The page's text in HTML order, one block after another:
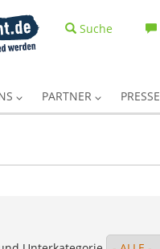
Suche
PARTNER PRESSE